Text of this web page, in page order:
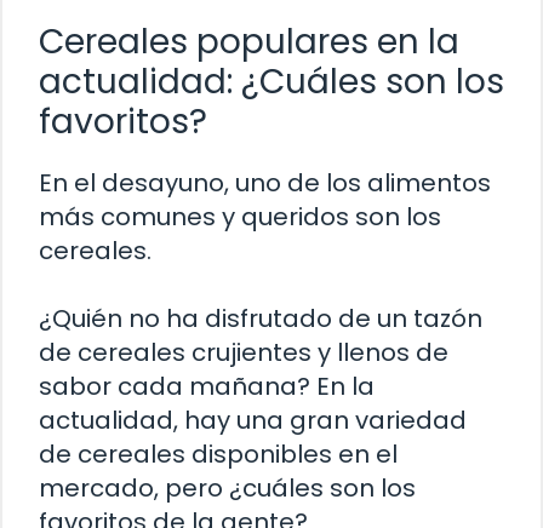
Cereales populares en la
actualidad: ¿Cuáles son los
favoritos?
En el desayuno, uno de los alimentos
más comunes y queridos son los
cereales.
¿Quién no ha disfrutado de un tazón
de cereales crujientes y llenos de
sabor cada mañana? En la
actualidad, hay una gran variedad
de cereales disponibles en el
mercado, pero ¿cuáles son los